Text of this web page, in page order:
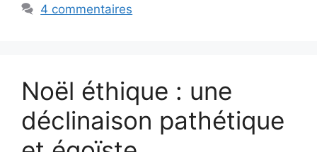
4 commentaires
Noël éthique : une
déclinaison pathétique